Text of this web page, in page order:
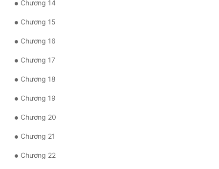
Chương 14
Chương 15
Chương 16
Chương 17
Chương 18
Chương 19
Chương 20
Chương 21
Chương 22